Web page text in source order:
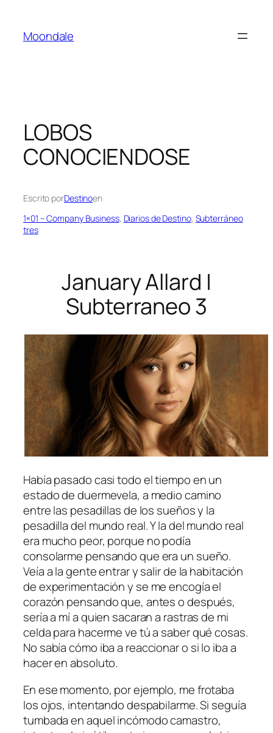
contenido
Moondale
LOBOS
CONOCIENDOSE
Escrito porDestinoen
1×01 – Company Business, Diarios de Destino, Subterráneo
tres
January Allard |
Subterraneo 3
Había pasado casi todo el tiempo en un
estado de duermevela, a medio camino
entre las pesadillas de los sueños y la
pesadilla del mundo real. Y la del mundo real
era mucho peor, porque no podía
consolarme pensando que era un sueño.
Veía a la gente entrar y salir de la habitación
de experimentación y se me encogía el
corazón pensando que, antes o después,
sería a mí a quien sacaran a rastras de mi
celda para hacerme ve tú a saber qué cosas.
No sabía cómo iba a reaccionar o si lo iba a
hacer en absoluto.
En ese momento, por ejemplo, me frotaba
los ojos, intentando despabilarme. Si seguía
tumbada en aquel incómodo camastro,